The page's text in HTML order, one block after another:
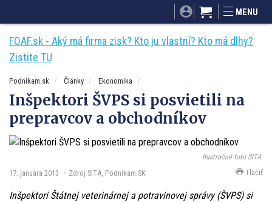
Mnamky-recepty.sk
MENU
FOAF.sk - Aký má firma zisk? Kto ju vlastní? Kto má dlhy?
Zistite TU
Podnikam.sk Články Ekonomika
Inšpektori ŠVPS si posvietili na
prepravcov a obchodníkov
Ilustračné foto SITA
17. januára 2013 Zdroj SITA, Podnikam.SK Tlačiť
Inšpektori Štátnej veterinárnej a potravinovej správy (ŠVPS) si